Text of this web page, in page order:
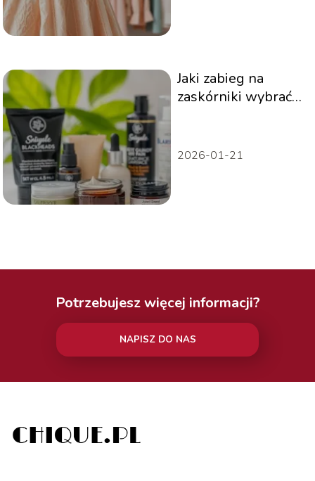
Jaki zabieg na
zaskórniki wybrać?
2026-01-21
Potrzebujesz więcej informacji?
NAPISZ DO NAS